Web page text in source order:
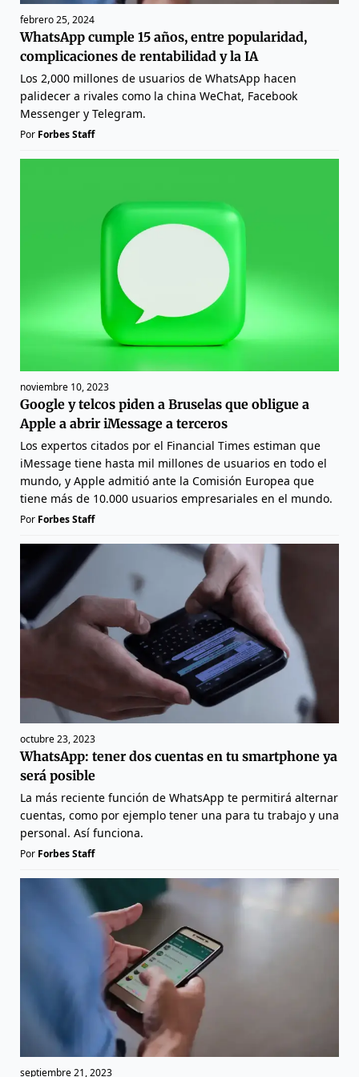
febrero 25, 2024
WhatsApp cumple 15 años, entre popularidad,
complicaciones de rentabilidad y la IA
Los 2,000 millones de usuarios de WhatsApp hacen
palidecer a rivales como la china WeChat, Facebook
Messenger y Telegram.
Por Forbes Staff
noviembre 10, 2023
Google y telcos piden a Bruselas que obligue a
Apple a abrir iMessage a terceros
Los expertos citados por el Financial Times estiman que
iMessage tiene hasta mil millones de usuarios en todo el
mundo, y Apple admitió ante la Comisión Europea que
tiene más de 10.000 usuarios empresariales en el mundo.
Por Forbes Staff
octubre 23, 2023
WhatsApp: tener dos cuentas en tu smartphone ya
será posible
La más reciente función de WhatsApp te permitirá alternar
cuentas, como por ejemplo tener una para tu trabajo y una
personal. Así funciona.
Por Forbes Staff
septiembre 21, 2023